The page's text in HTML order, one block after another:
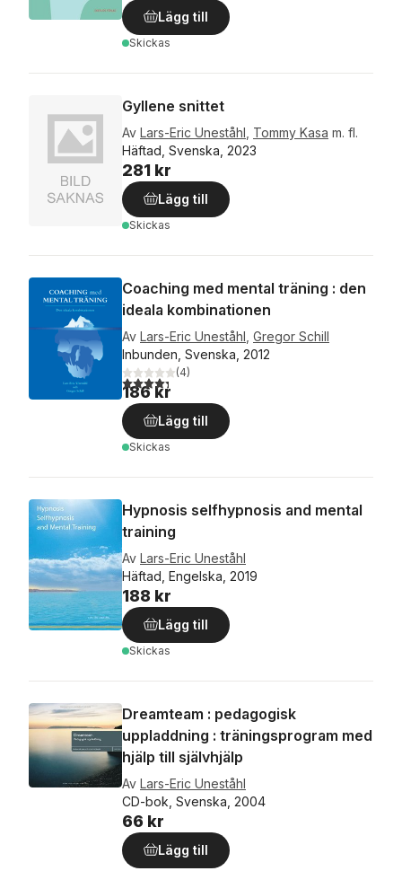
Lägg till
Skickas
Gyllene snittet
Av Lars-Eric Uneståhl Tommy Kasa m. fl.
Häftad, Svenska, 2023
281 kr
Lägg till
Skickas
Coaching med mental träning : den
ideala kombinationen
Av Lars-Eric Uneståhl Gregor Schill
Inbunden, Svenska, 2012
4,3utav 5 stjärnor. Totalt antal röster:
(4)
186 kr
Lägg till
Skickas
Hypnosis selfhypnosis and mental
training
Av Lars-Eric Uneståhl
Häftad, Engelska, 2019
188 kr
Lägg till
Skickas
Dreamteam : pedagogisk
uppladdning : träningsprogram med
hjälp till självhjälp
Av Lars-Eric Uneståhl
CD-bok, Svenska, 2004
66 kr
Lägg till